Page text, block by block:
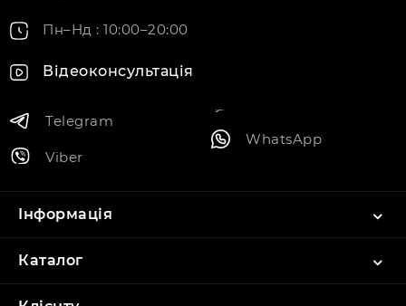
Пн–Нд : 10:00–20:00
Відеоконсультація
Telegram
Viber
WhatsApp
Інформація
Каталог